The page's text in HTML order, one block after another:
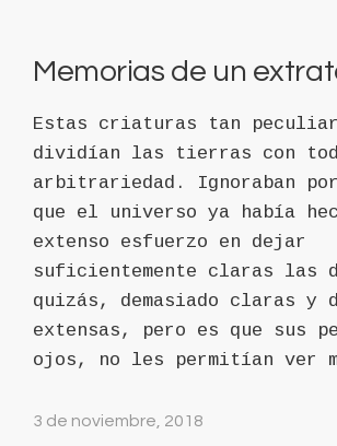
Memorias de un
Estas criaturas tan
dividían las tierras con
arbitrariedad. Ignoraban
que el universo ya había
extenso esfuerzo en dejar
suficientemente claras las
quizás, demasiado claras y
extensas, pero es que sus
ojos, no les permitían ver
3 de noviembre, 2018